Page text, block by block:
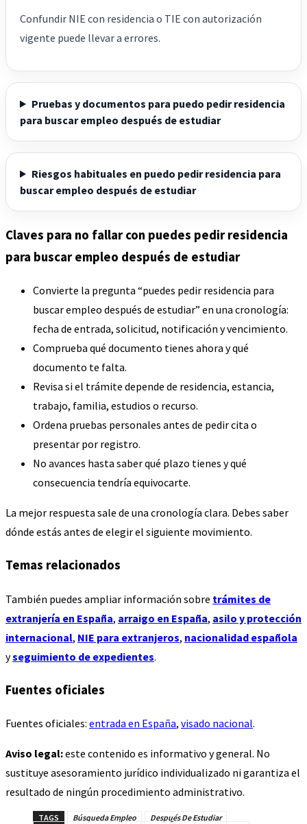
Confundir NIE con residencia o TIE con autorización
vigente puede llevar a errores.
Pruebas y documentos para puedo pedir residencia
para buscar empleo después de estudiar
Riesgos habituales en puedo pedir residencia para
buscar empleo después de estudiar
Claves para no fallar con puedes pedir residencia
para buscar empleo después de estudiar
Convierte la pregunta “puedes pedir residencia para
buscar empleo después de estudiar” en una cronología:
fecha de entrada, solicitud, notificación y vencimiento.
Comprueba qué documento tienes ahora y qué
documento te falta.
Revisa si el trámite depende de residencia, estancia,
trabajo, familia, estudios o recurso.
Ordena pruebas personales antes de pedir cita o
presentar por registro.
No avances hasta saber qué plazo tienes y qué
consecuencia tendría equivocarte.
La mejor respuesta sale de una cronología clara. Debes saber
dónde estás antes de elegir el siguiente movimiento.
Temas relacionados
También puedes ampliar información sobre trámites de
extranjería en España, arraigo en España, asilo y protección
internacional, NIE para extranjeros, nacionalidad española
yseguimiento de expedientes.
Fuentes oficiales
Fuentes oficiales: entrada en España, visado nacional.
Aviso legal:este contenido es informativo y general. No
sustituye asesoramiento jurídico individualizado ni garantiza el
resultado de ningún procedimiento administrativo.
TAGS Búsqueda Empleo
Después De Estudiar